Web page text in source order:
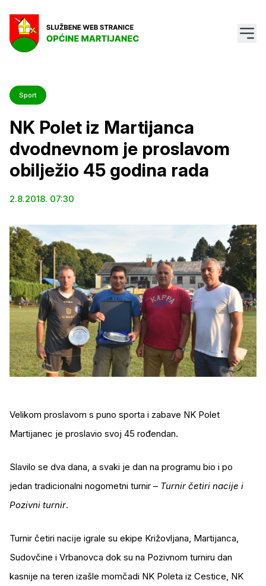
Sport
NK Polet iz Martijanca
dvodnevnom je proslavom
obilježio 45 godina rada
2.8.2018. 07:30
Velikom proslavom s puno sporta i zabave NK Polet
Martijanec je proslavio svoj 45 rođendan.
Slavilo se dva dana, a svaki je dan na programu bio i po
jedan tradicionalni nogometni turnir – Turnir četiri nacije i
Pozivni turnir.
Turnir četiri nacije igrale su ekipe Križovljana, Martijanca,
Sudovčine i Vrbanovca dok su na Pozivnom turniru dan
kasnije na teren izašle momčadi NK Poleta iz Cestice, NK